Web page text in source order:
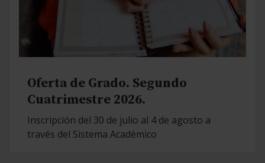
Oferta de Grado. Segundo
Cuatrimestre 2026.
Inscripción del 30 de julio al 4 de agosto a
través del Sistema Académico